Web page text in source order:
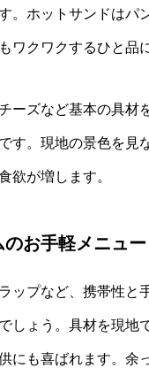
。ホットサンドはパ
ワクワクするひと品
ーズなど基本の具材
す。現地の景色を見
欲が増します。
のお手軽メニュー
ップなど、携帯性と
しょう。具材を現地
にも喜ばれます。余